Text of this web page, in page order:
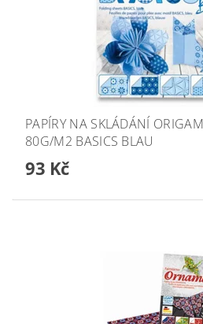
PAPÍRY NA SKLÁDÁNÍ
80G/M2 BASICS BLAU
93 Kč